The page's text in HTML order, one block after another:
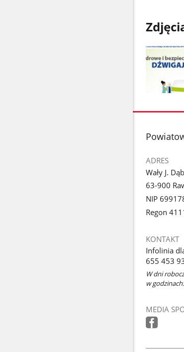
galerii.
stopka
ADRES
Wały J.
63-900
NIP
Regon
KONTAKT
Infolinia
655 453
W dni
w
MEDIA